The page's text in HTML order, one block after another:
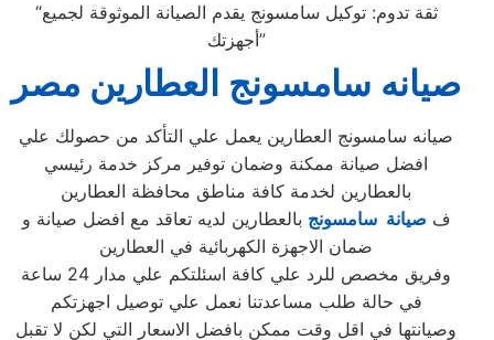
“ثقة تدوم: توكيل سامسونج يقدم الصيانة الموثوقة لجميع
أجهزتك”
صيانه سامسونج العطارين مصر
صيانه سامسونج العطارين يعمل علي التأكد من حصولك علي
افضل صيانة ممكنة وضمان توفير مركز خدمة رئيسي
بالعطارين لخدمة كافة مناطق محافظة العطارين
ف صيانة سامسونج بالعطارين لديه تعاقد مع افضل صيانة و
ضمان الاجهزة الكهربائية في العطارين
وفريق مخصص للرد علي كافة اسئلتكم علي مدار 24 ساعة
في حالة طلب مساعدتنا نعمل علي توصيل اجهزتكم
وصيانتها في اقل وقت ممكن بافضل الاسعار التي لكن لا تقبل